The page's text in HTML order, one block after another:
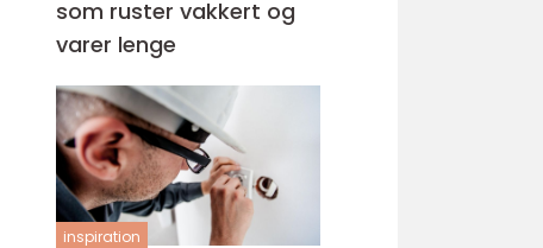
som ruster vakkert og
varer lenge
inspiration